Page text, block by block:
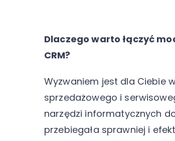
Dlaczego warto łączyć
CRM?
Wyzwaniem jest dla Ciebie
sprzedażowego i
narzędzi informatycznych
przebiegała sprawniej i